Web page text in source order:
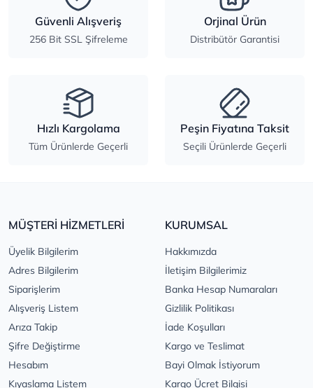
Güvenli Alışveriş
256 Bit SSL Şifreleme
Orjinal Ürün
Distribütör Garantisi
Hızlı Kargolama
Tüm Ürünlerde Geçerli
Peşin Fiyatına Taksit
Seçili Ürünlerde Geçerli
MÜŞTERİ HİZMETLERİ
Üyelik Bilgilerim
Adres Bilgilerim
Siparişlerim
Alışveriş Listem
Arıza Takip
Şifre Değiştirme
Hesabım
Kıyaslama Listem
KURUMSAL
Hakkımızda
İletişim Bilgilerimiz
Banka Hesap Numaraları
Gizlilik Politikası
İade Koşulları
Kargo ve Teslimat
Bayi Olmak İstiyorum
Kargo Ücret Bilgisi